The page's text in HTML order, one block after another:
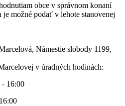
obce v správnom konaní
možné podať v lehote stanovenej
Námestie slobody 1199,
v úradných hodinách:
16:00